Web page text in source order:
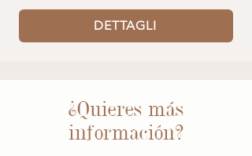
DETTAGLI
¿Quieres más
información?